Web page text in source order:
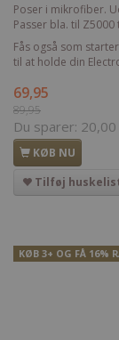
Poser i mikrofiber.
Passer bla. til
Fås også som
til at holde din
69,95
89,95
Du sparer: 20,00
KØB NU
Tilføj
KØB 3+ OG FÅ 16%